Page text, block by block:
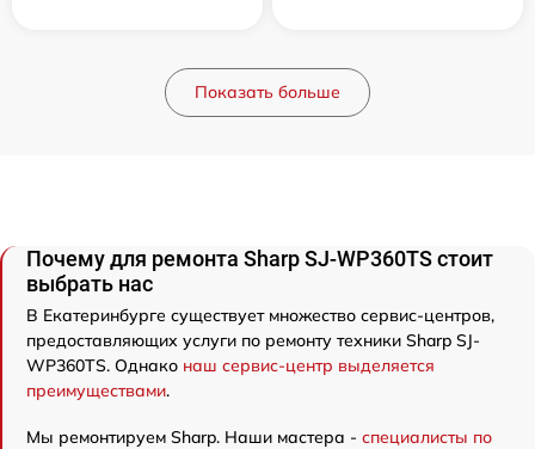
Показать больше
Почему для ремонта Sharp SJ-WP360TS стоит
выбрать нас
В Екатеринбурге существует множество сервис-центров,
предоставляющих услуги по ремонту техники Sharp SJ-
WP360TS. Однако наш сервис-центр выделяется
преимуществами.
Мы ремонтируем Sharp. Наши мастера - специалисты по